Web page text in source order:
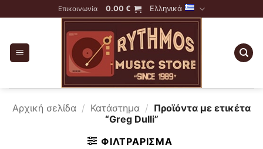
to
Επικοινωνία 0.00 € Ελληνικά
Αρχική σελίδα / Κατάστημα / Προϊόντα με ετικέτα
“Greg Dulli”
ΦΙΛΤΡΆΡΙΣΜΑ